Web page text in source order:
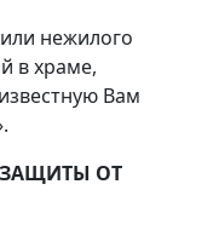
нежилого
в храме,
Вам
ОТ